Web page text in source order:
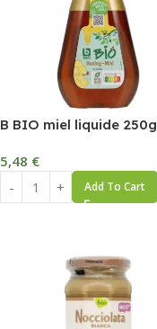
B BIO miel liquide 250g
5,48 €
Add To Cart